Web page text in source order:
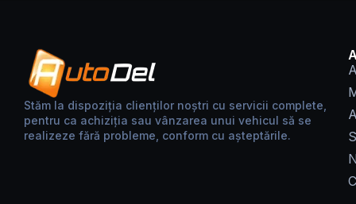
Stăm la dispoziția clienților noștri cu servicii complete,
pentru ca achiziția sau vânzarea unui vehicul să se
realizeze fără probleme, conform cu așteptările.